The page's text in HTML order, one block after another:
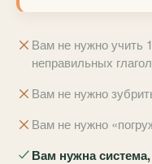
Вам не нужно учить
неправильных
Вам не нужно
Вам не нужно
Вам нужна